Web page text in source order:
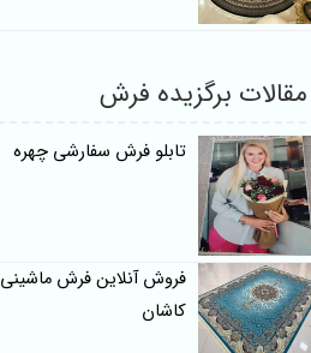
مقالات برگزیده فرش
تابلو فرش سفارشی چهره
فروش آنلاین فرش ماشینی
کاشان